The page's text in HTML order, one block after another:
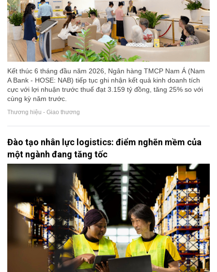
Kết thúc 6 tháng đầu năm 2026, Ngân hàng TMCP Nam Á (Nam
A Bank - HOSE: NAB) tiếp tục ghi nhận kết quả kinh doanh tích
cực với lợi nhuận trước thuế đạt 3.159 tỷ đồng, tăng 25% so với
cùng kỳ năm trước.
Thương hiệu - Giao thương
Đào tạo nhân lực logistics: điểm nghẽn mềm của
một ngành đang tăng tốc